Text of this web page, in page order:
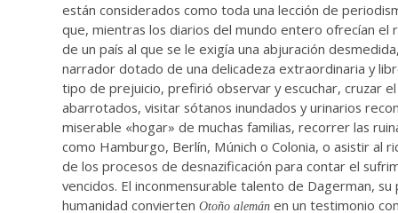
están considerados como toda una lección de
que, mientras los diarios del mundo entero ofrecían el
de un país al que se le exigía una abjuración
narrador dotado de una delicadeza extraordinaria y
tipo de prejuicio, prefirió observar y escuchar, cruzar
abarrotados, visitar sótanos inundados y urinarios
miserable «hogar» de muchas familias, recorrer las
como Hamburgo, Berlín, Múnich o Colonia, o asistir al
de los procesos de desnazificación para contar el
vencidos. El inconmensurable talento de Dagerman, su
humanidad convierten Otoño alemán en un testimonio